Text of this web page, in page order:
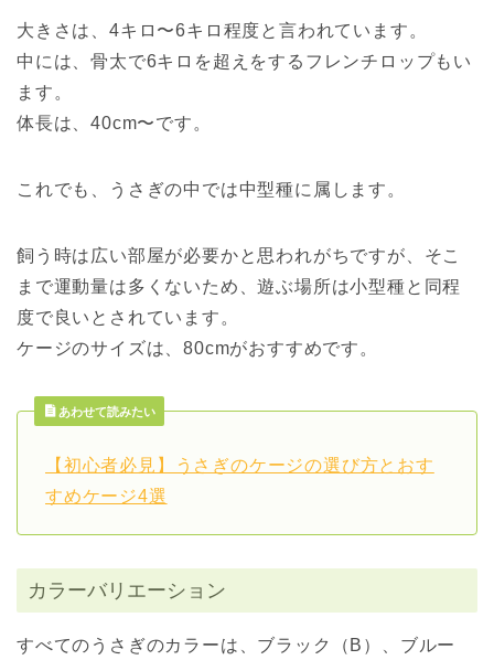
大きさは、4キロ〜6キロ程度と言われています。
中には、骨太で6キロを超えをするフレンチロップもい
ます。
体長は、40cm〜です。
これでも、うさぎの中では中型種に属します。
飼う時は広い部屋が必要かと思われがちですが、そこ
まで運動量は多くないため、遊ぶ場所は小型種と同程
度で良いとされています。
ケージのサイズは、80cmがおすすめです。
あわせて読みたい
【初心者必見】うさぎのケージの選び方とおす
すめケージ4選
カラーバリエーション
すべてのうさぎのカラーは、ブラック（B）、ブルー